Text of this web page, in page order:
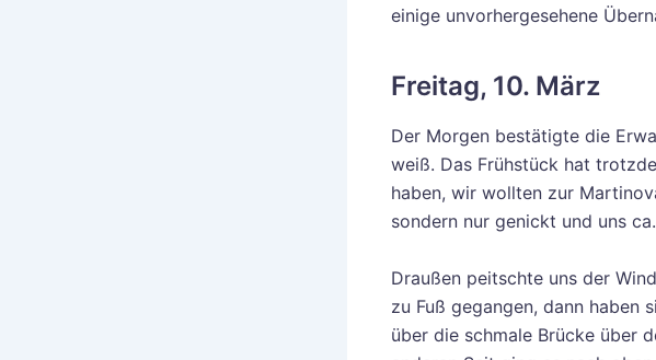
einige unvorhergesehene
Freitag, 10. März
Der Morgen bestätigte die
weiß. Das Frühstück hat
haben, wir wollten zur
sondern nur genickt und uns
Draußen peitschte uns der
zu Fuß gegangen, dann haben
über die schmale Brücke über